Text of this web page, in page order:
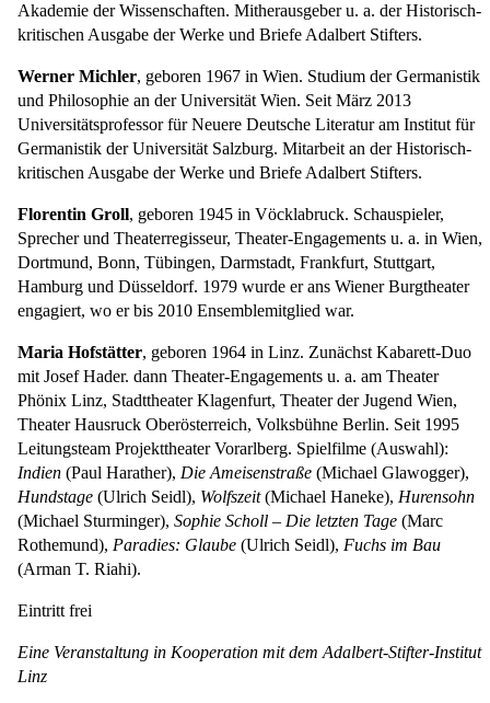
Akademie der Wissenschaften. Mitherausgeber u. a. der Historisch-
kritischen Ausgabe der Werke und Briefe Adalbert Stifters.
Werner Michler, geboren 1967 in Wien. Studium der Germanistik
und Philosophie an der Universität Wien. Seit März 2013
Universitätsprofessor für Neuere Deutsche Literatur am Institut für
Germanistik der Universität Salzburg. Mitarbeit an der Historisch-
kritischen Ausgabe der Werke und Briefe Adalbert Stifters.
Florentin Groll, geboren 1945 in Vöcklabruck. Schauspieler,
Sprecher und Theaterregisseur, Theater-Engagements u. a. in Wien,
Dortmund, Bonn, Tübingen, Darmstadt, Frankfurt, Stuttgart,
Hamburg und Düsseldorf. 1979 wurde er ans Wiener Burgtheater
engagiert, wo er bis 2010 Ensemblemitglied war.
Maria Hofstätter, geboren 1964 in Linz. Zunächst Kabarett-Duo
mit Josef Hader. dann Theater-Engagements u. a. am Theater
Phönix Linz, Stadttheater Klagenfurt, Theater der Jugend Wien,
Theater Hausruck Oberösterreich, Volksbühne Berlin. Seit 1995
Leitungsteam Projekttheater Vorarlberg. Spielfilme (Auswahl):
Indien (Paul Harather), Die Ameisenstraße (Michael Glawogger),
Hundstage (Ulrich Seidl), Wolfszeit(Michael Haneke), Hurensohn
(Michael Sturminger), Sophie Scholl – Die letzten Tage (Marc
Rothemund), Paradies: Glaube (Ulrich Seidl), Fuchs im Bau
(Arman T. Riahi).
Eintritt frei
Eine Veranstaltung in Kooperation mit dem Adalbert-Stifter-Institut
Linz